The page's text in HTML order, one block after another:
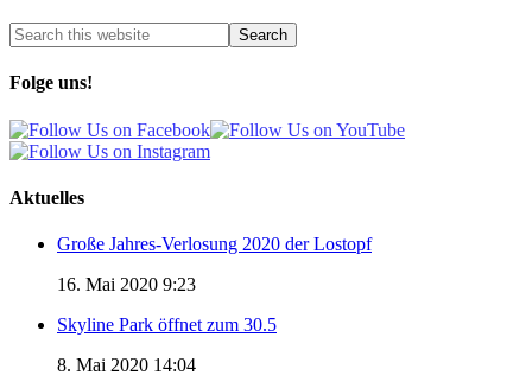
Folge uns!
Aktuelles
Große Jahres-Verlosung 2020 der Lostopf
16. Mai 2020 9:23
Skyline Park öffnet zum 30.5
8. Mai 2020 14:04